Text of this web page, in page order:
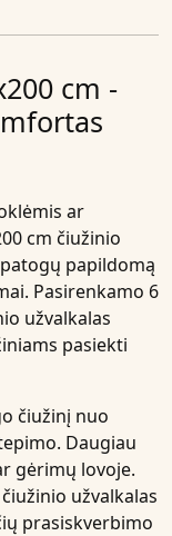
cm -
ar
cm čiužinio
papildomą
Pasirenkamo 6
užvalkalas
pasiekti
čiužinį nuo
Daugiau
gėrimų lovoje.
užvalkalas
prasiskverbimo